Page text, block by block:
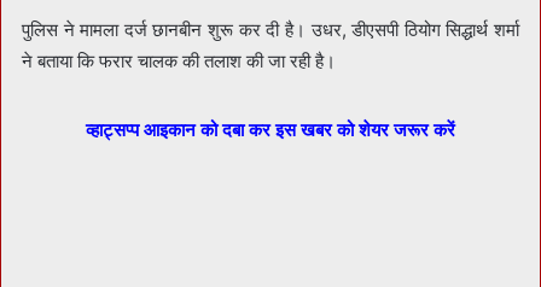
पुलिस ने मामला दर्ज छानबीन शुरू कर दी है। उधर, डीएसपी ठियोग सिद्धार्थ शर्मा
ने बताया कि फरार चालक की तलाश की जा रही है।
व्हाट्सप्प आइकान को दबा कर इस खबर को शेयर जरूर करें